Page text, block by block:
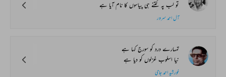
تو لب پہ کتنے ہی پیاسوں کا نام آیا ہے
آل احمد سرور
تمہارے درد کو سورج کہا ہے
نیا اسلوب غزلوں کو دیا ہے
خورشید احمد جامی